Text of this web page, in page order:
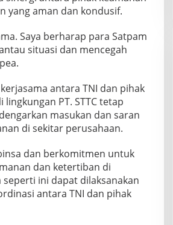
yang aman dan kondusif.
Saya berharap para Satpam
situasi dan mencegah
antara TNI dan pihak
PT. STTC tetap
masukan dan saran
di sekitar perusahaan.
dan berkomitmen untuk
dan ketertiban di
ini dapat dilaksanakan
antara TNI dan pihak